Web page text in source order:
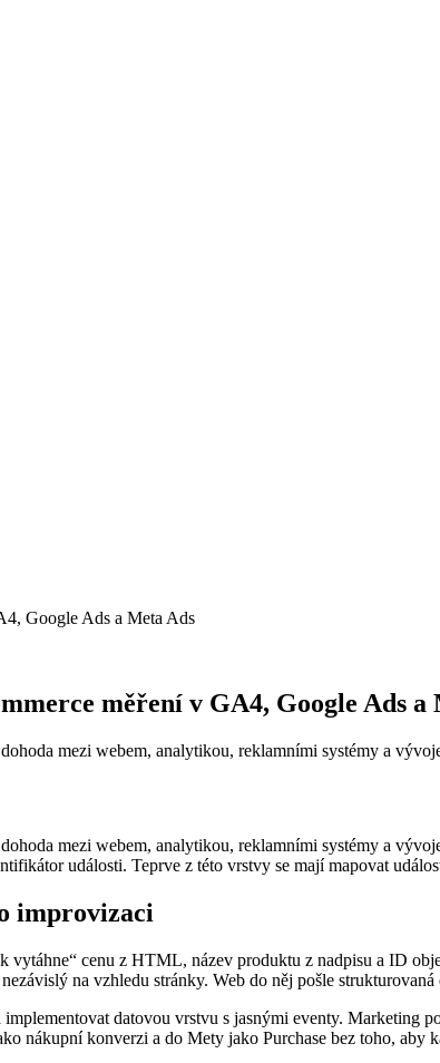
Google Ads a Meta Ads
měření v GA4, Google Ads a
mezi webem, analytikou, reklamními systémy a
mezi webem, analytikou, reklamními systémy a
události. Teprve z této vrstvy se mají mapovat
improvizaci
vytáhne“ cenu z HTML, název produktu z nadpisu a ID
na vzhledu stránky. Web do něj pošle
datovou vrstvu s jasnými eventy. Marketing
nákupní konverzi a do Mety jako Purchase bez toho, aby